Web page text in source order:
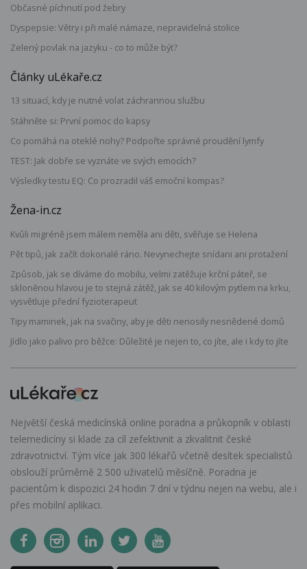
Občasné píchnutí pod žebry
Dyspepsie: Větry i při malé námaze, nepravidelná stolice
Zelený povlak na jazyku - co to může být?
Články uLékaře.cz
13 situací, kdy je nutné volat záchrannou službu
Stáhněte si: První pomoc do kapsy
Co pomáhá na oteklé nohy? Podpořte správné proudění lymfy
TEST: Jak dobře se vyznáte ve svých emocích?
Výsledky testu EQ: Co prozradil váš emoční kompas?
Žena-in.cz
Kvůli migréně jsem málem neměla ani děti, svěřuje se Helena
Pět tipů, jak začít dokonalé ráno. Nevynechejte snídani ani protažení
Způsob, jak se díváme do mobilu, velmi zatěžuje krční páteř, se
skloněnou hlavou je to stejná zátěž, jak se 40 kilovým pytlem na krku,
vysvětluje přední fyzioterapeut
Tipy maminek, jak na svačiny, aby je děti nenosily nesnědené domů
Jídlo jako palivo pro běžce: Důležité je nejen to, co jíte, ale i kdy to jíte
Největší česká medicínská online poradna a průkopník v oblasti
telemedicíny si klade za cíl zefektivnit a zkvalitnit české
zdravotnictví. Tým více jak 300 lékařů včetně desítek specialistů
obslouží průměrně 2 500 uživatelů měsíčně. Poradna je
pacientům k dispozici 24 hodin 7 dní v týdnu nejen na webu, ale i
přes mobilní aplikaci.